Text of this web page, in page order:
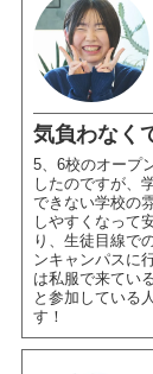
気負わなく
5、6校のオープ
したのですが、
できない学校の
しやすくなって
り、生徒目線で
ンキャンパスに
は私服で来てい
と参加している
す！